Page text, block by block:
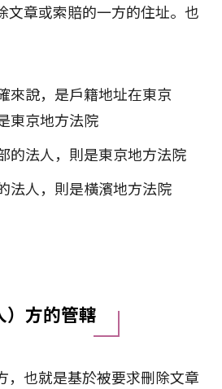
文章或索賠的一方的住址。也
來說，是戶籍地址在東京
東京地方法院
的法人，則是東京地方法院
法人，則是橫濱地方法院
）方的管轄
，也就是基於被要求刪除文章